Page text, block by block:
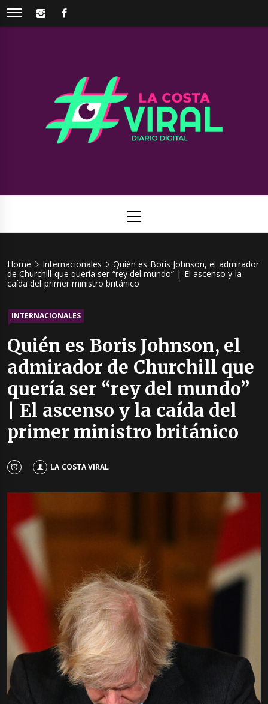
Skip
INSTAGRAM
Viral
Menu
Home Internacionales
Quién es Boris Johnson, el admirador
de Churchill que quería ser “rey del mundo” | El ascenso y la
caída del primer ministro británico
INTERNACIONALES
Quién es Boris Johnson, el
admirador de Churchill que
quería ser “rey del mundo”
| El ascenso y la caída del
primer ministro británico
LA COSTA VIRAL